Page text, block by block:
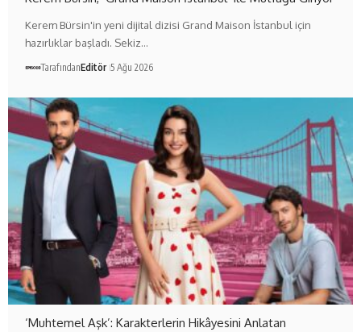
Kerem Bürsin'in yeni dijital dizisi Grand Maison İstanbul için
hazırlıklar başladı. Sekiz…
TarafındanEditör 5 Ağu 2026
‘Muhtemel Aşk’: Karakterlerin Hikâyesini Anlatan